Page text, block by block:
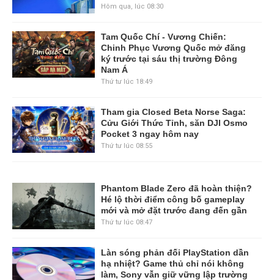
Hôm qua, lúc 08:30
Tam Quốc Chí - Vương Chiến:
Chinh Phục Vương Quốc mở đăng
ký trước tại sáu thị trường Đông
Nam Á
Thứ tư lúc 18:49
Tham gia Closed Beta Norse Saga:
Cửu Giới Thức Tỉnh, săn DJI Osmo
Pocket 3 ngay hôm nay
Thứ tư lúc 08:55
Phantom Blade Zero đã hoàn thiện?
Hé lộ thời điểm công bố gameplay
mới và mở đặt trước đang đến gần
Thứ tư lúc 08:47
Làn sóng phản đối PlayStation dần
hạ nhiệt? Game thủ chỉ nói không
làm, Sony vẫn giữ vững lập trường